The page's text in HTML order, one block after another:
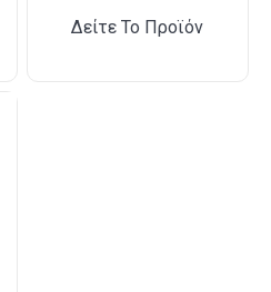
Δείτε Το Προϊόν